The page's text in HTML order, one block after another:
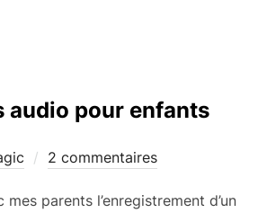
audio pour enfants
2 commentaires
mes parents l’enregistrement d’un